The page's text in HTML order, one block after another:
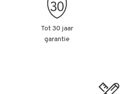
Tot 30 jaar
garantie